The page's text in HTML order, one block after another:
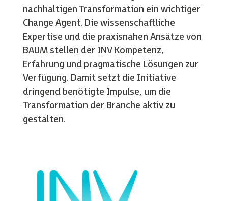
nachhaltigen Transformation ein wichtiger
Change Agent. Die wissenschaftliche
Expertise und die praxisnahen Ansätze von
BAUM stellen der INV Kompetenz,
Erfahrung und pragmatische Lösungen zur
Verfügung. Damit setzt die Initiative
dringend benötigte Impulse, um die
Transformation der Branche aktiv zu
gestalten.